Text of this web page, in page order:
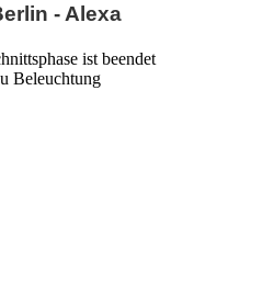
- Alexa
ist beendet
Beleuchtung